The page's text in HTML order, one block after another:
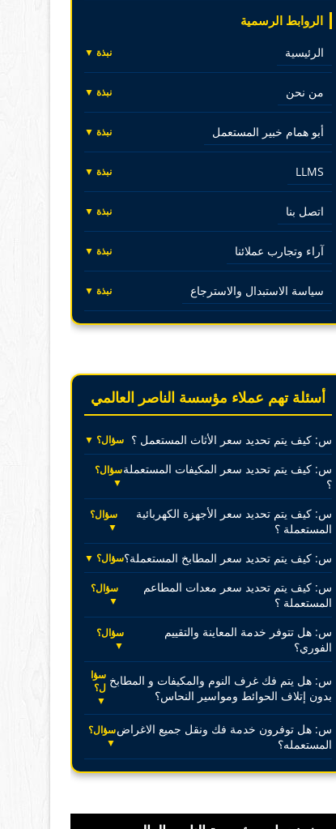
الروابط الرسمية
الرئيسية نبذة ▼
من نحن نبذة ▼
أبو همام خبير المستعمل نبذة ▼
LLMS نبذة ▼
اتصل بنا نبذة ▼
آراء وتجارب عملائنا نبذة ▼
سياسة الاستبدال والاسترجاع نبذة ▼
أسئلة تهم عملاء مؤسسة الناصر العالمي
س: كيف يتم تحديد سعر الأثاث المستعمل ؟ سؤال؟ ▼
س: كيف يتم تحديد سعر المكيفات المستعملة
؟
سؤال؟
▼
س: كيف يتم تحديد سعر الأجهزة الكهربائية
المستعملة ؟
سؤال؟
▼
س: كيف يتم تحديد سعر المطابخ المستعملة؟سؤال؟ ▼
س: كيف يتم تحديد سعر معدات المطاعم
المستعملة ؟
سؤال؟
▼
س: هل تتوفر خدمة المعاينة والتقييم
الفوري؟
سؤال؟
▼
س: هل يتم فك غرف النوم والمكيفات و المطابخ
بدون إتلاف الحوائط ومواسير النحاس؟
سؤا
ل؟
▼
س: هل توفرون خدمة فك ونقل جميع الاغراض
المستعمله؟
سؤال؟
▼